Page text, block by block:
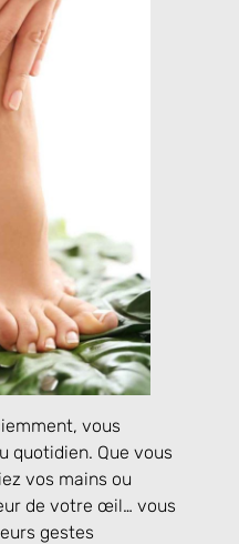
vous
quotidien. Que vous
vos mains ou
de votre œil… vous
gestes